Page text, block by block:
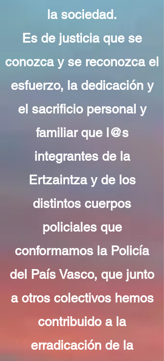
la sociedad.
Es de justicia que se
conozca y se reconozca el
esfuerzo, la dedicación y
el sacrificio personal y
familiar que l@s
integrantes de la
Ertzaintza y de los
distintos cuerpos
policiales que
conformamos la Policía
del País Vasco, que junto
a otros colectivos hemos
contribuido a la
erradicación de la